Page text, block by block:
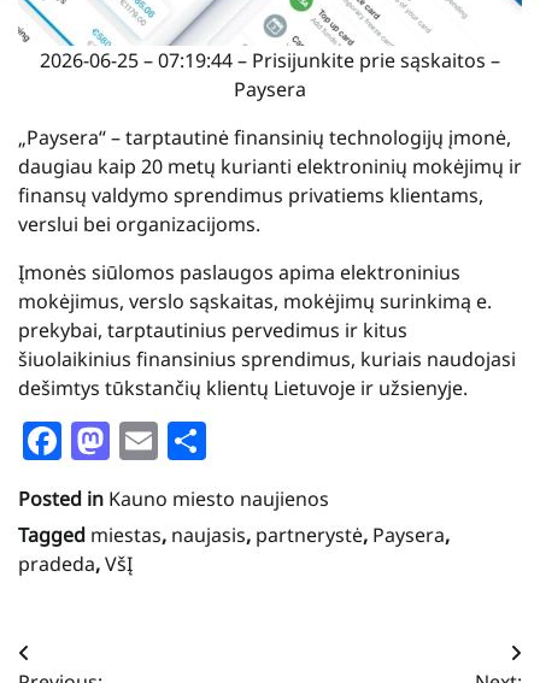
2026-06-25 – 07:19:44 – Prisijunkite prie sąskaitos –
Paysera
„Paysera“ – tarptautinė finansinių technologijų įmonė,
daugiau kaip 20 metų kurianti elektroninių mokėjimų ir
finansų valdymo sprendimus privatiems klientams,
verslui bei organizacijoms.
Įmonės siūlomos paslaugos apima elektroninius
mokėjimus, verslo sąskaitas, mokėjimų surinkimą e.
prekybai, tarptautinius pervedimus ir kitus
šiuolaikinius finansinius sprendimus, kuriais naudojasi
dešimtys tūkstančių klientų Lietuvoje ir užsienyje.
Facebook
Mastodon
Email
Posted in Kauno miesto naujienos
Tagged miestas, naujasis, partnerystė, Paysera,
pradeda,VšĮ
Navigacija